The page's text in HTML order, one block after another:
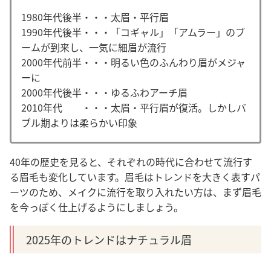
1980年代後半・・・太眉・平行眉
1990年代後半・・・「コギャル」「アムラー」のブ
ームが到来し、一気に細眉が流行
2000年代前半・・・明るい色のふんわり眉がメジャ
ーに
2000年代後半・・・ゆるふわアーチ眉
2010年代 ・・・太眉・平行眉が復活。しかしバ
ブル期よりは柔らかい印象
40年の歴史を見ると、それぞれの時代に合わせて流行す
る眉毛も変化しています。眉毛はトレンドを大きく表すパ
ーツのため、メイクに流行を取り入れたい方は、まず眉毛
を今っぽく仕上げるようにしましょう。
2025年のトレンドはナチュラル眉